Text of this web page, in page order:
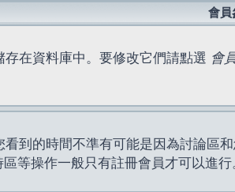
會員
在資料庫中。要修改它們請點選 會
到的時間不準有可能是因為討論區
等操作一般只有註冊會員才可以進